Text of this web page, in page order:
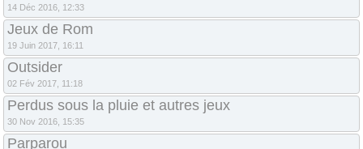
14 Déc 2016, 12:33
Jeux de Rom
19 Juin 2017, 16:11
Outsider
02 Fév 2017, 11:18
Perdus sous la pluie et autres jeux
30 Nov 2016, 15:35
Parparou